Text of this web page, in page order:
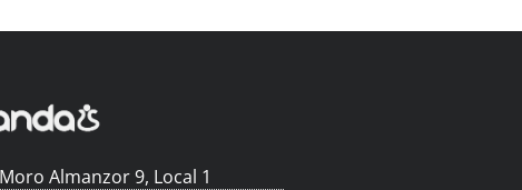
Almanzor 9, Local 1